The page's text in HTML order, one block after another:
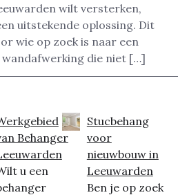
wilt versterken,
uitstekende oplossing. Dit
wie op zoek is naar een
wandafwerking die niet […]
Behanger
u een
Stucbehang
voor
nieuwbouw in
Leeuwarden
Ben je op zoek